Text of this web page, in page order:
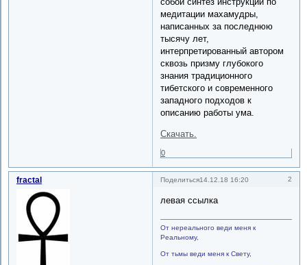
медитации махамудры,
написанных за последнюю
тысячу лет,
интерпретированный автором
сквозь призму глубокого
знания традиционного
тибетского и современного
западного подходов к
описанию работы ума.
Скачать.
0
Поделиться 2
14.12.18 16:20
fractal
левая ссылка
От нереального веди меня к
Реальному,
От тьмы веди меня к Свету,